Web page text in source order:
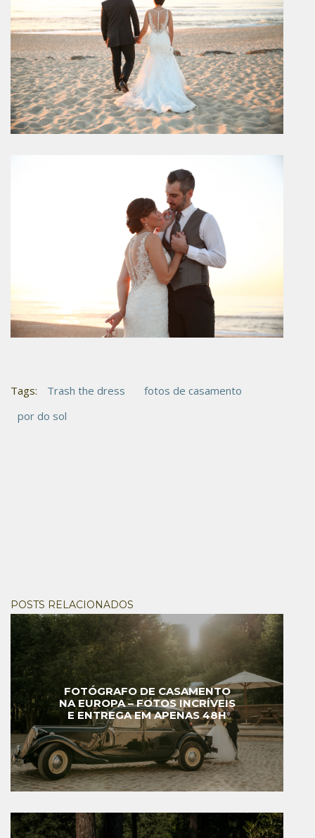
Tags: Trash the dress
fotos de casamento
por do sol
POSTS RELACIONADOS
FOTÓGRAFO DE CASAMENTO
NA EUROPA – FOTOS INCRÍVEIS
E ENTREGA EM APENAS 48H